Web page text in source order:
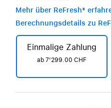
Mehr über ReFresh*
Berechnungsdetails zu
Einmalige Zahlung
ab 7'299.00 CHF